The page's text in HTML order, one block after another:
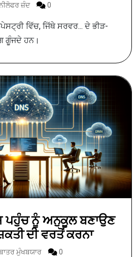
ਜ਼ੰਦ 0
ਵਿੱਚ, ਜਿੱਥੇ ਸਰਵਰ... ਦੇ ਭੀੜ-
ਗੂੰਜਦੇ ਹਨ।
ਪਹੁੰਚ ਨੂੰ ਅਨੁਕੂਲ ਬਣਾਉਣ
ਦੀ ਵਰਤੋਂ ਕਰਨਾ
ਮੁੰਖਬਯਾਰ 0